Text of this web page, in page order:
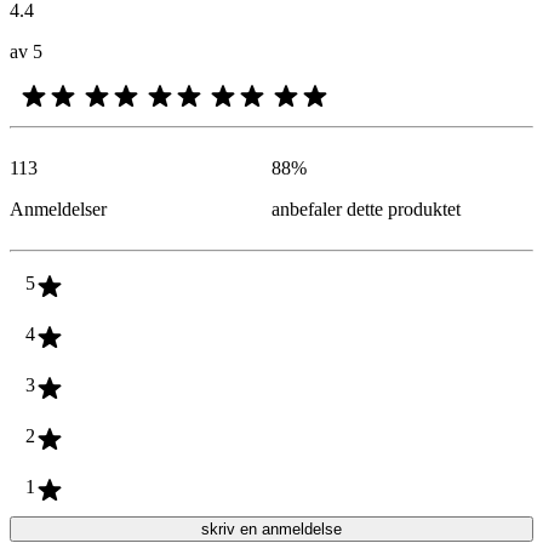
4.4
av 5
113
Anmeldelser
88%
anbefaler dette produktet
5
4
3
2
1
skriv en anmeldelse